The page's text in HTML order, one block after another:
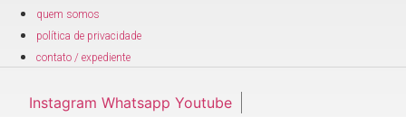
quem somos
política de privacidade
contato / expediente
Instagram Whatsapp Youtube